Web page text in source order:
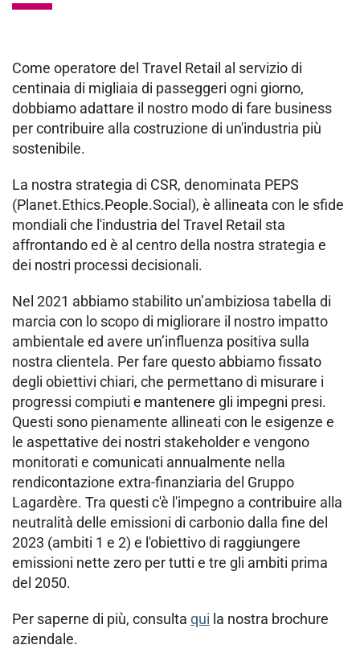
Come operatore del Travel Retail al servizio di
centinaia di migliaia di passeggeri ogni giorno,
dobbiamo adattare il nostro modo di fare business
per contribuire alla costruzione di un'industria più
sostenibile.
La nostra strategia di CSR, denominata PEPS
(Planet.Ethics.People.Social), è allineata con le sfide
mondiali che l'industria del Travel Retail sta
affrontando ed è al centro della nostra strategia e
dei nostri processi decisionali.
Nel 2021 abbiamo stabilito un’ambiziosa tabella di
marcia con lo scopo di migliorare il nostro impatto
ambientale ed avere un’influenza positiva sulla
nostra clientela. Per fare questo abbiamo fissato
degli obiettivi chiari, che permettano di misurare i
progressi compiuti e mantenere gli impegni presi.
Questi sono pienamente allineati con le esigenze e
le aspettative dei nostri stakeholder e vengono
monitorati e comunicati annualmente nella
rendicontazione extra-finanziaria del Gruppo
Lagardère. Tra questi c'è l'impegno a contribuire alla
neutralità delle emissioni di carbonio dalla fine del
2023 (ambiti 1 e 2) e l'obiettivo di raggiungere
emissioni nette zero per tutti e tre gli ambiti prima
del 2050.
Per saperne di più, consulta qui la nostra brochure
aziendale.